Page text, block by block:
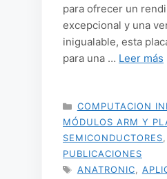
para ofrecer un
excepcional y una
inigualable, esta
para una … Leer más
CATEGORÍAS
COMPUTACION
MÓDULOS ARM Y
SEMICONDUCTORES
PUBLICACIONES
ETIQUETAS
ANATRONIC